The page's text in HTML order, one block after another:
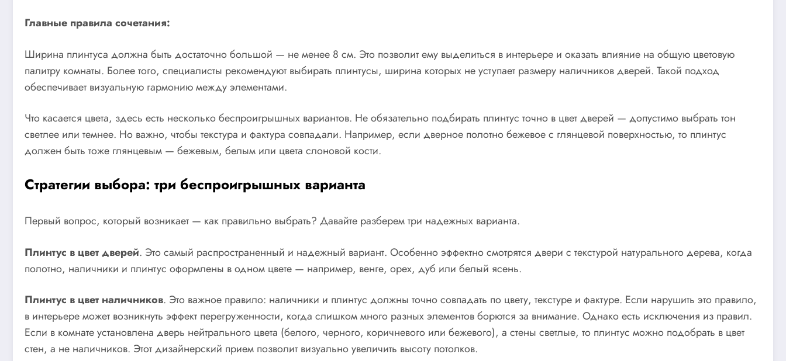
Главные правила сочетания:
Ширина плинтуса должна быть достаточно большой — не менее 8 см. Это позволит ему выделиться в интерьере и оказать влияние на общую цветовую
палитру комнаты. Более того, специалисты рекомендуют выбирать плинтусы, ширина которых не уступает размеру наличников дверей. Такой подход
обеспечивает визуальную гармонию между элементами.
Что касается цвета, здесь есть несколько беспроигрышных вариантов. Не обязательно подбирать плинтус точно в цвет дверей — допустимо выбрать тон
светлее или темнее. Но важно, чтобы текстура и фактура совпадали. Например, если дверное полотно бежевое с глянцевой поверхностью, то плинтус
должен быть тоже глянцевым — бежевым, белым или цвета слоновой кости.
Стратегии выбора: три беспроигрышных варианта
Первый вопрос, который возникает — как правильно выбрать? Давайте разберем три надежных варианта.
Плинтус в цвет дверей. Это самый распространенный и надежный вариант. Особенно эффектно смотрятся двери с текстурой натурального дерева, когда
полотно, наличники и плинтус оформлены в одном цвете — например, венге, орех, дуб или белый ясень.
Плинтус в цвет наличников. Это важное правило: наличники и плинтус должны точно совпадать по цвету, текстуре и фактуре. Если нарушить это правило,
в интерьере может возникнуть эффект перегруженности, когда слишком много разных элементов борются за внимание. Однако есть исключения из правил.
Если в комнате установлена дверь нейтрального цвета (белого, черного, коричневого или бежевого), а стены светлые, то плинтус можно подобрать в цвет
стен, а не наличников. Этот дизайнерский прием позволит визуально увеличить высоту потолков.